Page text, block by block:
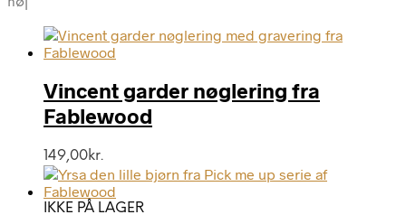
Vincent garder nøglering fra
Fablewood
149,00kr.
IKKE PÅ LAGER